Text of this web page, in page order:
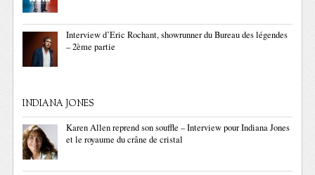
Interview d’Eric Rochant, showrunner du Bureau des légendes
– 2ème partie
INDIANA JONES
Karen Allen reprend son souffle – Interview pour Indiana Jones
et le royaume du crâne de cristal